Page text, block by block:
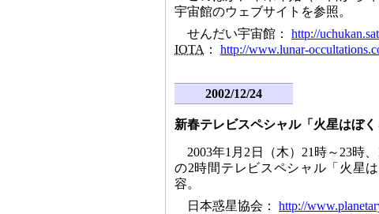
宇宙館のウェブサイトを参照。
せんだい宇宙館： http://
IOTA ： http://www.lunar-
2002/12/24
新春テレビスペシャル「火星はぼ
2003年1月2日（木）21時～23時
の2時間テレビスペシャル「火星
容。
日本惑星協会： http://